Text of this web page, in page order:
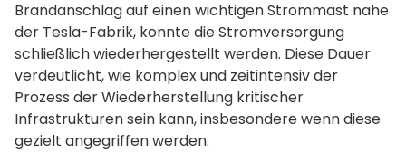
Brandanschlag auf einen wichtigen Strommast nahe
der Tesla-Fabrik, konnte die Stromversorgung
schließlich wiederhergestellt werden. Diese Dauer
verdeutlicht, wie komplex und zeitintensiv der
Prozess der Wiederherstellung kritischer
Infrastrukturen sein kann, insbesondere wenn diese
gezielt angegriffen werden.